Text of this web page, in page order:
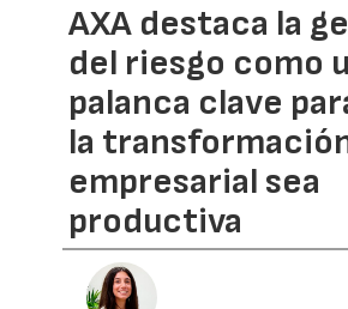
AXA destaca la
del riesgo como
palanca clave
la
empresarial sea
productiva